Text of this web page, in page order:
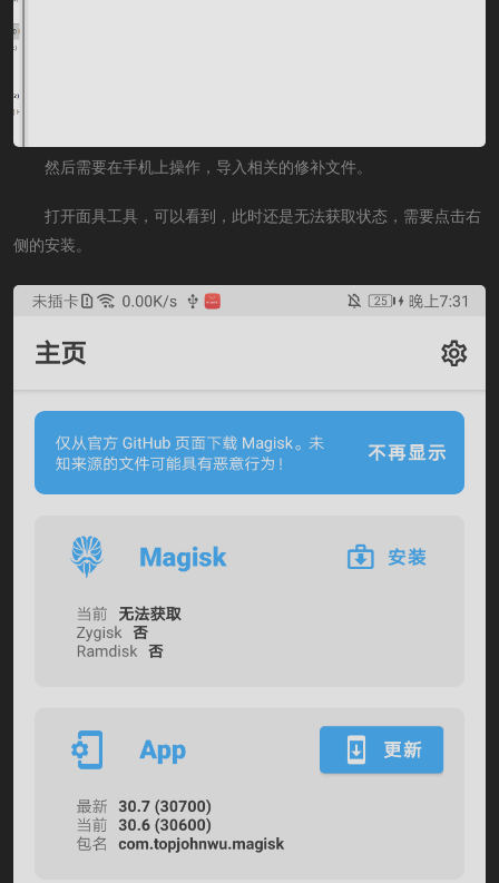
然后需要在手机上操作，导入相关的修补文件。
打开面具工具，可以看到，此时还是无法获取状态，需要点击右
侧的安装。